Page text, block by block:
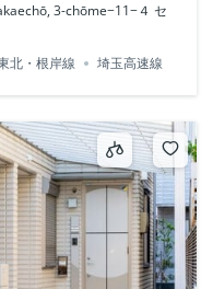
3-chōme−11−４ セ
北・根岸線 埼玉高速線